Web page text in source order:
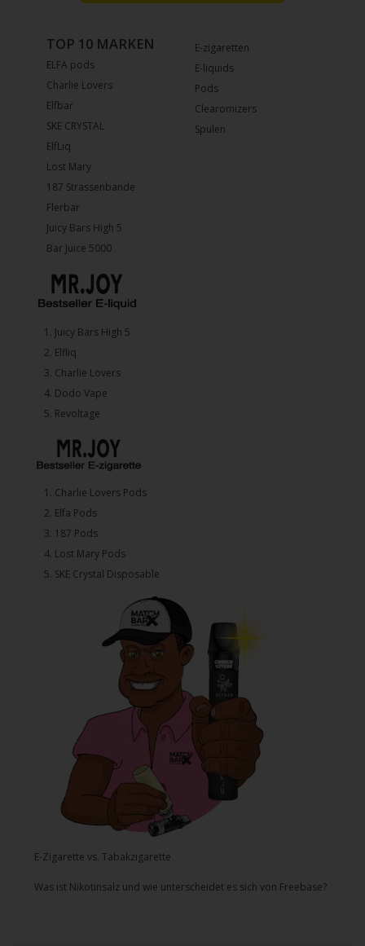
E-zigaretten
E-liquids
Pods
Clearomizers
Spulen
TOP 10 MARKEN
ELFA pods
Charlie Lovers
Elfbar
SKE CRYSTAL
ElfLiq
Lost Mary
187 Strassenbande
Flerbar
Juicy Bars High 5
Bar Juice 5000
1.⁠ ⁠Juicy Bars High 5
2.⁠ ⁠⁠Elfliq
3.⁠ ⁠⁠Charlie Lovers
4.⁠ ⁠⁠Dodo Vape
5. ⁠Revoltage
1.⁠ ⁠Charlie Lovers Pods
2.⁠ ⁠⁠Elfa Pods
3.⁠ ⁠⁠187 Pods
4.⁠ ⁠⁠Lost Mary Pods
5.⁠ ⁠⁠SKE Crystal Disposable
E-Zigarette vs. Tabakzigarette
Was ist Nikotinsalz und wie unterscheidet es sich von Freebase?